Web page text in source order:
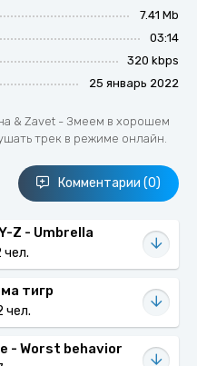
7.41 Mb
03:14
320 kbps
25 январь 2022
& Zavet - Змеем в хорошем
трек в режиме онлайн.
Комментарии (0)
Z - Umbrella
чел.
тигр
чел.
- Worst behavior